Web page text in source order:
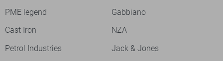
PME legend
Gabbiano
Cast Iron
NZA
Petrol Industries
Jack & Jones